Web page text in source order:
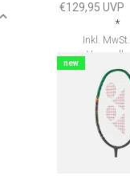
€129,95 UVP
*
Inkl. MwSt.
new